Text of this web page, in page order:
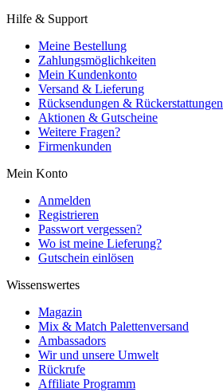
Hilfe & Support
Meine Bestellung
Zahlungsmöglichkeiten
Mein Kundenkonto
Versand & Lieferung
Rücksendungen & Rückerstattungen
Aktionen & Gutscheine
Weitere Fragen?
Firmenkunden
Mein Konto
Anmelden
Registrieren
Passwort vergessen?
Wo ist meine Lieferung?
Gutschein einlösen
Wissenswertes
Magazin
Mix & Match Palettenversand
Ambassadors
Wir und unsere Umwelt
Rückrufe
Affiliate Programm